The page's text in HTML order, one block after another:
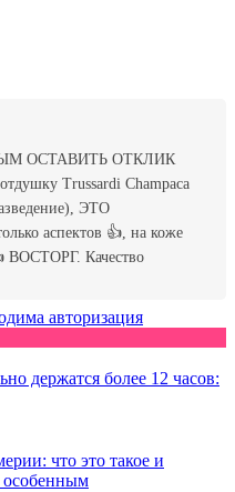
авторизация
держатся более 12 часов:
что это такое и
особенным